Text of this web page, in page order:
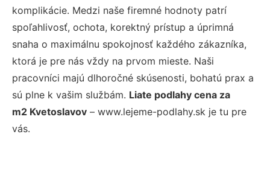
komplikácie. Medzi naše firemné hodnoty patrí
spoľahlivosť, ochota, korektný prístup a úprimná
snaha o maximálnu spokojnosť každého zákazníka,
ktorá je pre nás vždy na prvom mieste. Naši
pracovníci majú dlhoročné skúsenosti, bohatú prax a
sú plne k vašim službám. Liate podlahy cena za
m2 Kvetoslavov – www.lejeme-podlahy.sk je tu pre
vás.